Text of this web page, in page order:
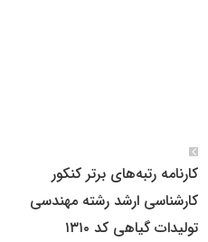
کارنامه رتبه‌های برتر کنکور
کارشناسی ارشد رشته مهندسی
تولیدات گیاهی کد ۱۳۱۰